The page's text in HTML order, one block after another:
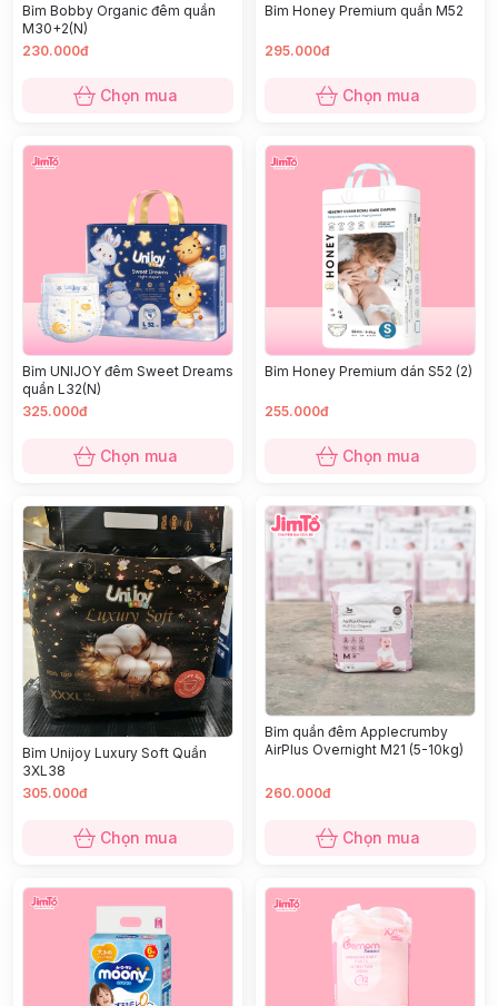
Bỉm Bobby Organic đêm quần
M30+2(N)
230.000đ
Chọn mua
Bỉm Honey Premium quần M52
295.000đ
Chọn mua
Bỉm UNIJOY đêm Sweet Dreams
quần L32(N)
325.000đ
Chọn mua
Bỉm Honey Premium dán S52 (2)
255.000đ
Chọn mua
Bỉm Unijoy Luxury Soft Quần
3XL38
305.000đ
Chọn mua
Bỉm quần đêm Applecrumby
AirPlus Overnight M21 (5-10kg)
260.000đ
Chọn mua